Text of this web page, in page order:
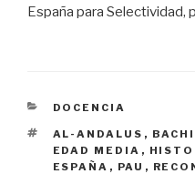
España para Selectividad,
CATEGORÍAS
DOCENCIA
ETIQUETAS
AL-ANDALUS ,
EDAD MEDIA ,
ESPAÑA , PAU ,